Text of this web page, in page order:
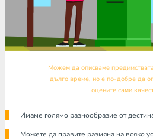
Можем да описваме
дълго време, но е по-добре да
оцените сами
Имаме голямо разнообразие от
Можете да правите размяна на всяко